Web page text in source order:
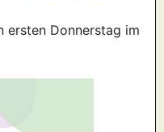
ersten Donnerstag im